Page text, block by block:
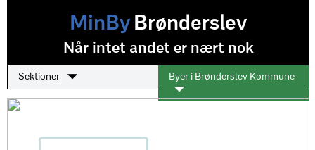
MinByBrønderslev
Når intet andet er nært nok
Sektioner Byer i Brønderslev Kommune